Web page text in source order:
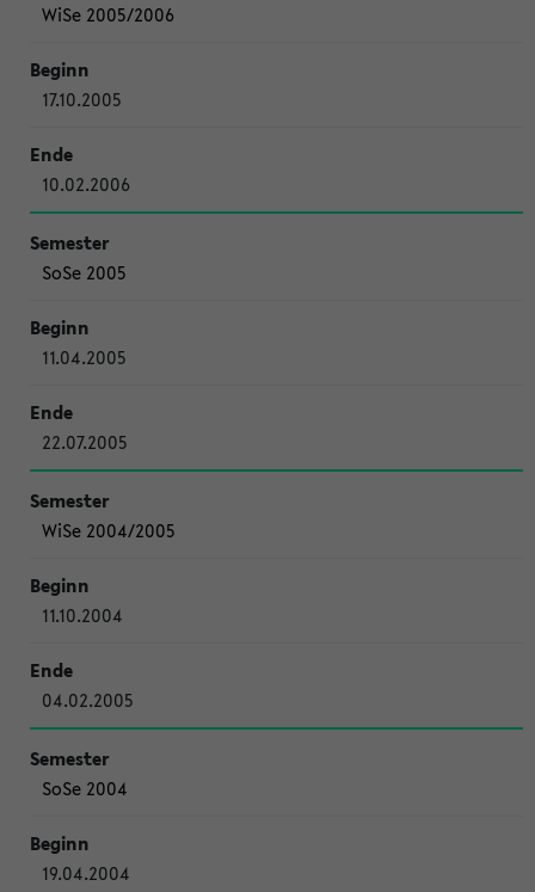
WiSe 2005/2006
17.10.2005
10.02.2006
SoSe 2005
11.04.2005
22.07.2005
WiSe 2004/2005
11.10.2004
04.02.2005
SoSe 2004
19.04.2004